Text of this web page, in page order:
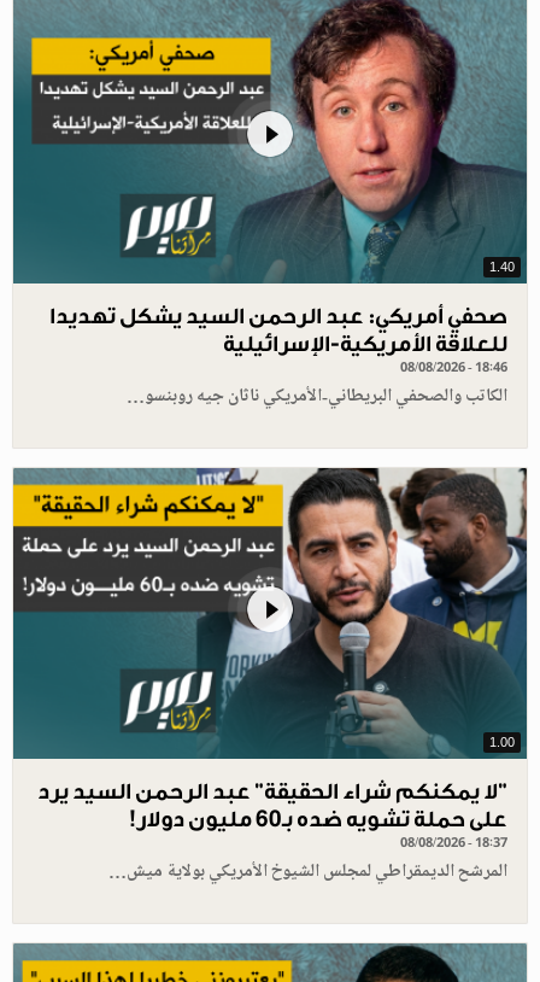
1.40
صحفي أمريكي: عبد الرحمن السيد يشكل تهديدا
للعلاقة الأمريكية-الإسرائيلية
08/08/2026 - 18:46
الكاتب والصحفي البريطاني-الأمريكي ناثان جيه روبنسو…
1.00
"لا يمكنكم شراء الحقيقة" عبد الرحمن السيد يرد
على حملة تشويه ضده بـ60 مليون دولار!
08/08/2026 - 18:37
المرشح الديمقراطي لمجلس الشيوخ الأمريكي بولاية ميش…